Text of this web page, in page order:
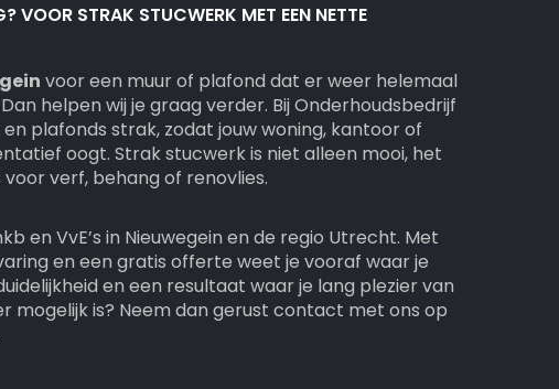
VOOR STRAK STUCWERK MET EEN NETTE
voor een muur of plafond dat er weer helemaal
helpen wij je graag verder. Bij Onderhoudsbedrijf
plafonds strak, zodat jouw woning, kantoor of
oogt. Strak stucwerk is niet alleen mooi, het
verf, behang of renovlies.
en VvE’s in Nieuwegein en de regio Utrecht. Met
en een gratis offerte weet je vooraf waar je
en een resultaat waar je lang plezier van
mogelijk is? Neem dan gerust contact met ons op